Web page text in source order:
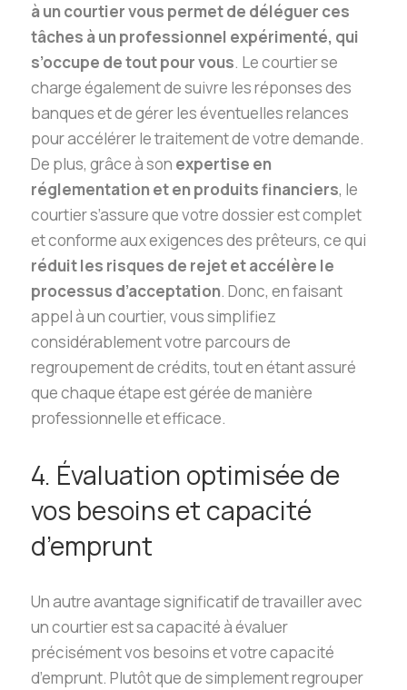
à un courtier vous permet de déléguer ces
tâches à un professionnel expérimenté, qui
s’occupe de tout pour vous. Le courtier se
charge également de suivre les réponses des
banques et de gérer les éventuelles relances
pour accélérer le traitement de votre demande.
De plus, grâce à son expertise en
réglementation et en produits financiers, le
courtier s’assure que votre dossier est complet
et conforme aux exigences des prêteurs, ce qui
réduit les risques de rejet et accélère le
processus d’acceptation. Donc, en faisant
appel à un courtier, vous simplifiez
considérablement votre parcours de
regroupement de crédits, tout en étant assuré
que chaque étape est gérée de manière
professionnelle et efficace.
4. Évaluation optimisée de
vos besoins et capacité
d’emprunt
Un autre avantage significatif de travailler avec
un courtier est sa capacité à évaluer
précisément vos besoins et votre capacité
d’emprunt. Plutôt que de simplement regrouper